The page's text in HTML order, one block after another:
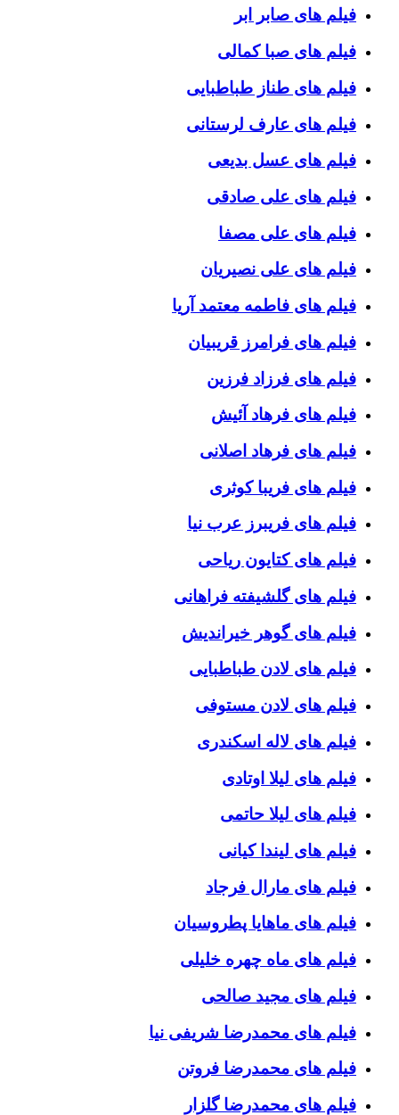
فیلم های صابر ابر
فیلم های صبا کمالی
فیلم های طناز طباطبایی
فیلم های عارف لرستانی
فیلم های عسل بدیعی
فیلم های علی صادقی
فیلم های علی مصفا
فیلم های علی نصیریان
فیلم های فاطمه معتمد آریا
فیلم های فرامرز قریبیان
فیلم های فرزاد فرزین
فیلم های فرهاد آئیش
فیلم های فرهاد اصلانی
فیلم های فریبا کوثری
فیلم های فریبرز عرب نیا
فیلم های کتایون ریاحی
فیلم های گلشیفته فراهانی
فیلم های گوهر خیراندیش
فیلم های لادن طباطبایی
فیلم های لادن مستوفی
فیلم های لاله اسکندری
فیلم های لیلا اوتادی
فیلم های لیلا حاتمی
فیلم های لیندا کیانی
فیلم های مارال فرجاد
فیلم های ماهایا پطروسیان
فیلم های ماه چهره خلیلی
فیلم های مجید صالحی
فیلم های محمدرضا شریفی نیا
فیلم های محمدرضا فروتن
فیلم های محمدرضا گلزار